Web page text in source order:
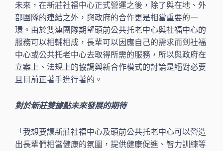
未來，在新莊社福中心正式營運之後，除了與在地、外
部團隊的連結之外，與政府的合作更是相當重要的一
環。由於雙連團隊期望頭前公共托老中心與社福中心的
服務可以相輔相成，長輩可以因應自己的需求而到社福
中心或公共托老中心去取得所需的服務，所以與政府在
立案上、法規上的協調與新合作模式的討論是絕對必要
且目前正著手進行著的。
對於新莊雙據點未來發展的期待
「我想要讓新莊社福中心及頭前公共托老中心可以營造
出長輩們相當健康的氛圍，提供健康促進、智力訓練等